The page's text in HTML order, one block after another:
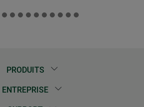
PRODUITS
ENTREPRISE